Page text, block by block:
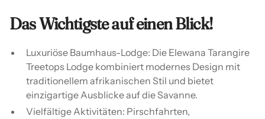
Das Wichtigste auf einen Blick!
Luxuriöse Baumhaus-Lodge: Die Elewana Tarangire
Treetops Lodge kombiniert modernes Design mit
traditionellem afrikanischen Stil und bietet
einzigartige Ausblicke auf die Savanne.
Vielfältige Aktivitäten: Pirschfahrten,